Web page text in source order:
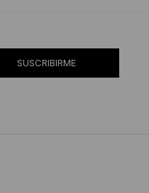
SUSCRIBIRME